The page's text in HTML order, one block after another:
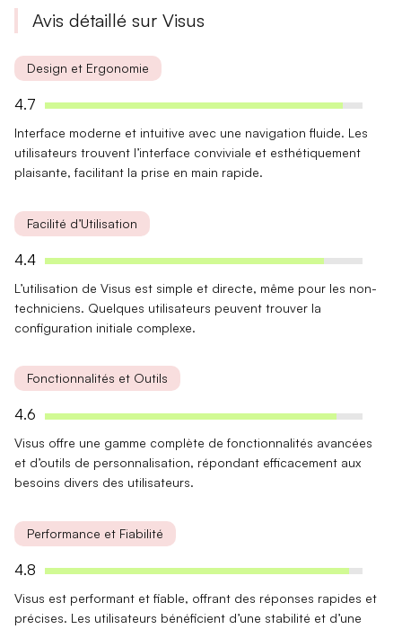
Avis détaillé sur Visus
Design et Ergonomie
4.7
Interface moderne et intuitive avec une navigation fluide. Les
utilisateurs trouvent l’interface conviviale et esthétiquement
plaisante, facilitant la prise en main rapide.
Facilité d’Utilisation
4.4
L’utilisation de Visus est simple et directe, même pour les non-
techniciens. Quelques utilisateurs peuvent trouver la
configuration initiale complexe.
Fonctionnalités et Outils
4.6
Visus offre une gamme complète defonctionnalités avancées
et d’outils de personnalisation, répondant efficacement aux
besoins divers des utilisateurs.
Performance et Fiabilité
4.8
Visus est performant et fiable, offrant des réponses rapides et
précises. Les utilisateurs bénéficient d’une stabilité et d’une